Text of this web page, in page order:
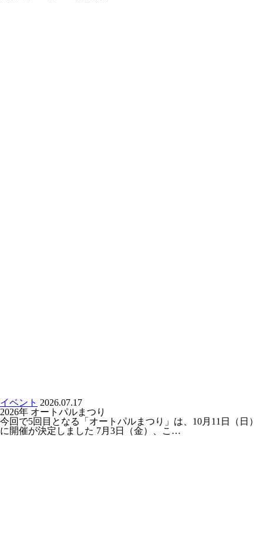
イベント 2026.07.17
2026年 オートパルまつり
今回で5回目となる「オートパルまつり」は、10月11日（日）
に開催が決定しました 7月3日（金）、こ…